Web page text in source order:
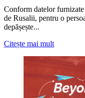
2026
Conform datelor
de Rusalii, pentru o
depășește...
Citește mai multCitește
multe
Sezonul
estival